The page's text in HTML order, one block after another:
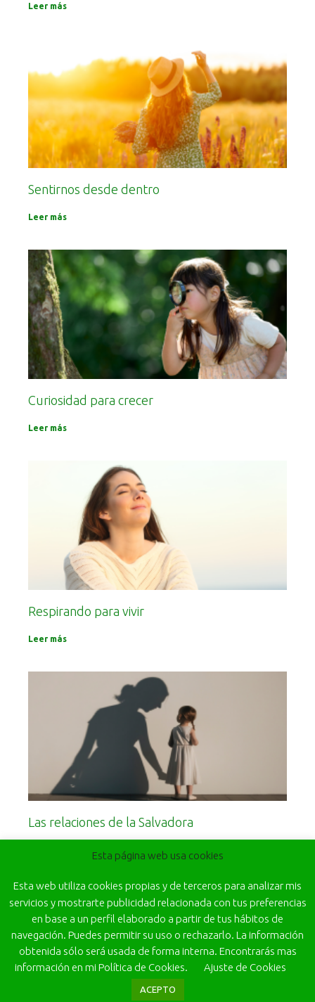
Leer más
Sentirnos desde dentro
Leer más
Curiosidad para crecer
Leer más
Respirando para vivir
Leer más
Las relaciones de la Salvadora
Esta página web usa cookies
Esta web utiliza cookies propias y de terceros para analizar mis
servicios y mostrarte publicidad relacionada con tus preferencias
en base a un perfil elaborado a partir de tus hábitos de
navegación. Puedes permitir su uso o rechazarlo. La información
obtenida sólo será usada de forma interna. Encontrarás mas
información en mi Política de Cookies.
Ajuste de Cookies
ACEPTO